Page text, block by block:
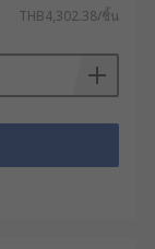
THB4,302.38/ชิ้น